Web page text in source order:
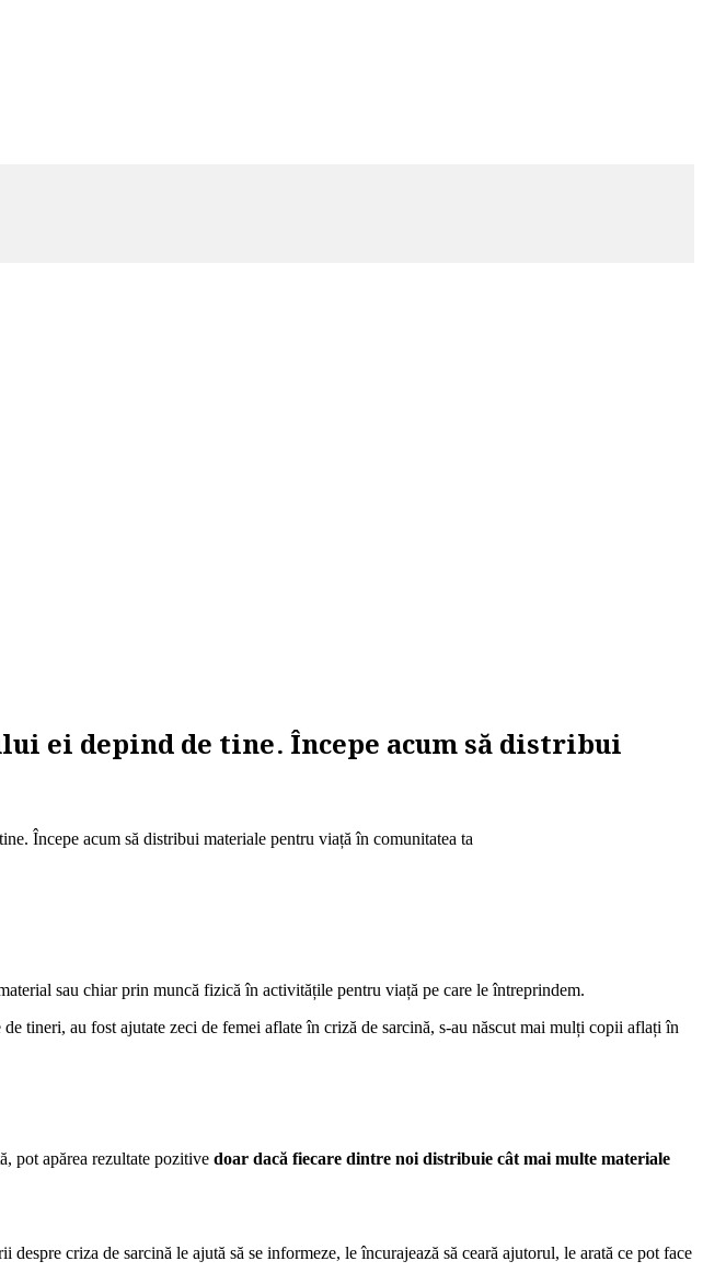
ei depind de tine. Începe acum să distribui
Începe acum să distribui materiale pentru viață în comunitatea ta
sau chiar prin muncă fizică în activitățile pentru viață pe care le întreprindem.
tineri, au fost ajutate zeci de femei aflate în criză de sarcină, s-au născut mai mulți copii aflați în
pot apărea rezultate pozitive doar dacă fiecare dintre noi distribuie cât mai multe materiale
criza de sarcină le ajută să se informeze, le încurajează să ceară ajutorul, le arată ce pot face